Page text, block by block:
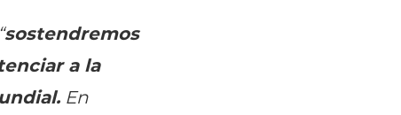
“sostendremos
a la
En